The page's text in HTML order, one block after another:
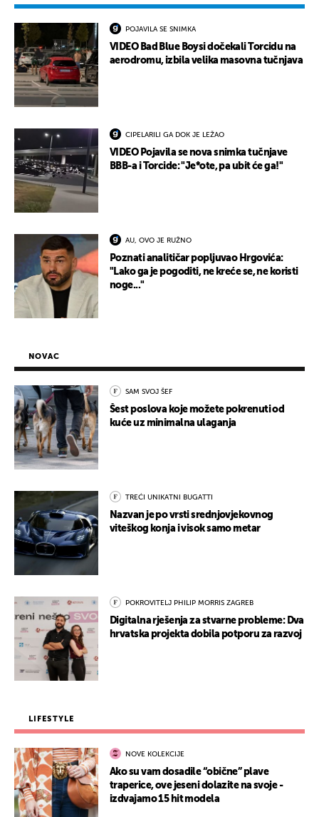
POJAVILA SE SNIMKA
VIDEO Bad Blue Boysi dočekali Torcidu na
aerodromu, izbila velika masovna tučnjava
CIPELARILI GA DOK JE LEŽAO
VIDEO Pojavila se nova snimka tučnjave
BBB-a i Torcide: "Je*ote, pa ubit će ga!"
AU, OVO JE RUŽNO
Poznati analitičar popljuvao Hrgovića:
"Lako ga je pogoditi, ne kreće se, ne koristi
noge..."
NOVAC
SAM SVOJ ŠEF
Šest poslova koje možete pokrenuti od
kuće uz minimalna ulaganja
TREĆI UNIKATNI BUGATTI
Nazvan je po vrsti srednjovjekovnog
viteškog konja i visok samo metar
POKROVITELJ PHILIP MORRIS ZAGREB
Digitalna rješenja za stvarne probleme: Dva
hrvatska projekta dobila potporu za razvoj
LIFESTYLE
NOVE KOLEKCIJE
Ako su vam dosadile “obične” plave
traperice, ove jeseni dolazite na svoje -
izdvajamo 15 hit modela